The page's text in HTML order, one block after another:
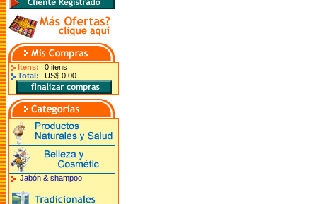
Itens:
0 itens
Total:
US$ 0.00
Jabón & shampoo